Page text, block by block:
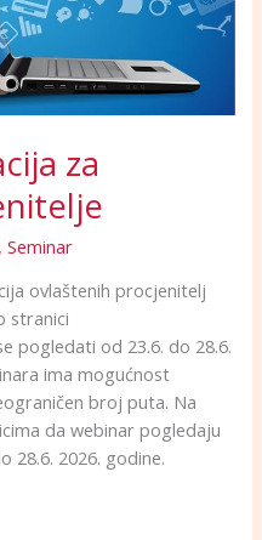
za
,Seminar
ovlaštenih procjenitelj
stranici
pogledati od 23.6. do 28.6.
ima mogućnost
broj puta. Na
da webinar pogledaju
28.6. 2026. godine.